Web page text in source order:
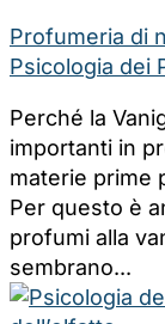
Profumeria di
Psicologia dei
Perché la
importanti in
materie prime
Per questo è
profumi alla
sembrano...